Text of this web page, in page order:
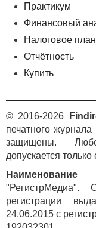
Практикум
Финансовый
Налоговое
Отчётность
Купить
© 2016-2026
печатного
защищены.
допускается
"РегистрМедиа".
регистрации
24.06.2015 с